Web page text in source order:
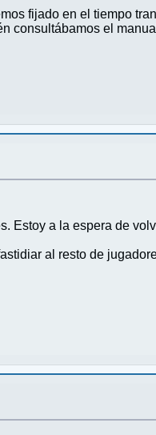
fijado en el tiempo
consultábamos el
Estoy a la espera de
al resto de